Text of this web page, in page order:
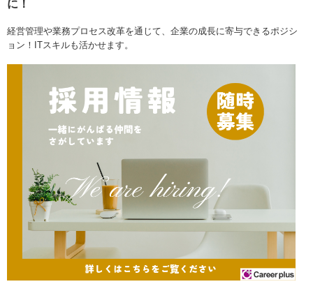
に！
経営管理や業務プロセス改革を通じて、企業の成長に寄与できるポジシ
ョン！ITスキルも活かせます。